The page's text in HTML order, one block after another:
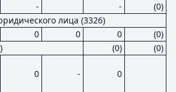
- -
(0)
лица (3326)
0 0 0
(0)
(0)
(0)
0 - 0